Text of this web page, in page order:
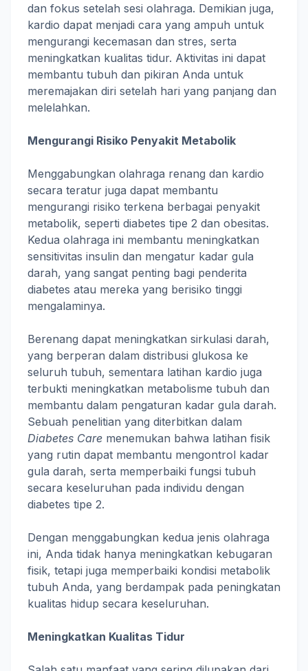
dan fokus setelah sesi olahraga. Demikian juga,
kardio dapat menjadi cara yang ampuh untuk
mengurangi kecemasan dan stres, serta
meningkatkan kualitas tidur. Aktivitas ini dapat
membantu tubuh dan pikiran Anda untuk
meremajakan diri setelah hari yang panjang dan
melelahkan.
Mengurangi Risiko Penyakit Metabolik
Menggabungkan olahraga renang dan kardio
secara teratur juga dapat membantu
mengurangi risiko terkena berbagai penyakit
metabolik, seperti diabetes tipe 2 dan obesitas.
Kedua olahraga ini membantu meningkatkan
sensitivitas insulin dan mengatur kadar gula
darah, yang sangat penting bagi penderita
diabetes atau mereka yang berisiko tinggi
mengalaminya.
Berenang dapat meningkatkan sirkulasi darah,
yang berperan dalam distribusi glukosa ke
seluruh tubuh, sementara latihan kardio juga
terbukti meningkatkan metabolisme tubuh dan
membantu dalam pengaturan kadar gula darah.
Sebuah penelitian yang diterbitkan dalam
Diabetes Care menemukan bahwa latihan fisik
yang rutin dapat membantu mengontrol kadar
gula darah, serta memperbaiki fungsi tubuh
secara keseluruhan pada individu dengan
diabetes tipe 2.
Dengan menggabungkan kedua jenis olahraga
ini, Anda tidak hanya meningkatkan kebugaran
fisik, tetapi juga memperbaiki kondisi metabolik
tubuh Anda, yang berdampak pada peningkatan
kualitas hidup secara keseluruhan.
Meningkatkan Kualitas Tidur